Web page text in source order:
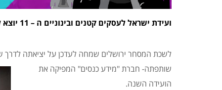
ועידת ישראל לעסקים קטנים ובינוניים ה – 11 יוצא לדרך
שותפתה- חברת "מידע כנסים" המפיקה את
הועידה השנה.